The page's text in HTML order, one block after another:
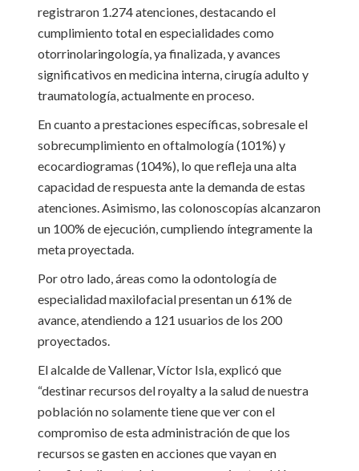
registraron 1.274 atenciones, destacando el
cumplimiento total en especialidades como
otorrinolaringología, ya finalizada, y avances
significativos en medicina interna, cirugía adulto y
traumatología, actualmente en proceso.
En cuanto a prestaciones específicas, sobresale el
sobrecumplimiento en oftalmología (101%) y
ecocardiogramas (104%), lo que refleja una alta
capacidad de respuesta ante la demanda de estas
atenciones. Asimismo, las colonoscopías alcanzaron
un 100% de ejecución, cumpliendo íntegramente la
meta proyectada.
Por otro lado, áreas como la odontología de
especialidad maxilofacial presentan un 61% de
avance, atendiendo a 121 usuarios de los 200
proyectados.
El alcalde de Vallenar, Víctor Isla, explicó que
“destinar recursos del royalty a la salud de nuestra
población no solamente tiene que ver con el
compromiso de esta administración de que los
recursos se gasten en acciones que vayan en